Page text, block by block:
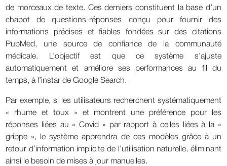
de morceaux de texte. Ces derniers constituent la base d’un
chabot de questions-réponses conçu pour fournir des
informations précises et fiables fondées sur des citations
PubMed, une source de confiance de la communauté
médicale. L’objectif est que ce système s’ajuste
automatiquement et améliore ses performances au fil du
temps, à l’instar de Google Search.
Par exemple, si les utilisateurs recherchent systématiquement
« rhume et toux » et montrent une préférence pour les
réponses liées au « Covid » par rapport à celles liées à la «
grippe », le système apprendra de ces modèles grâce à un
retour d’information implicite de l’utilisation naturelle, éliminant
ainsi le besoin de mises à jour manuelles.